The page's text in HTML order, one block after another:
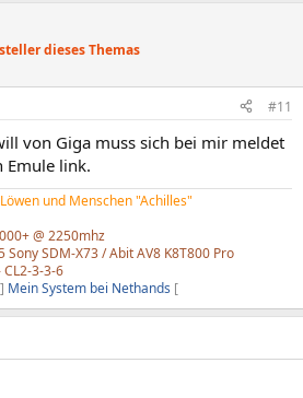
dieses Themas
#11
von Giga muss sich bei mir meldet
Emule link.
und Menschen "Achilles"
@ 2250mhz
SDM-X73 / Abit AV8 K8T800 Pro
CL2-3-3-6
] Mein System bei Nethands [